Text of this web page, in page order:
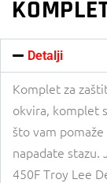
Detalji
Komplet za
okvira, komplet
što vam
napadate stazu.
450F Troy Lee